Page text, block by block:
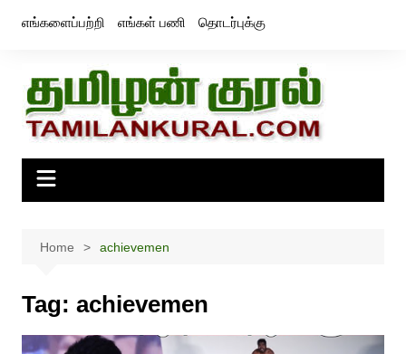
எங்களைப்பற்றி எங்கள் பணி தொடர்புக்கு
Home achievemen
Tag: achievemen